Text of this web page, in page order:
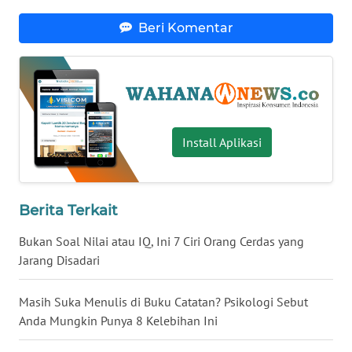
Beri Komentar
Install Aplikasi
Berita Terkait
Bukan Soal Nilai atau IQ, Ini 7 Ciri Orang Cerdas yang
Jarang Disadari
Masih Suka Menulis di Buku Catatan? Psikologi Sebut
Anda Mungkin Punya 8 Kelebihan Ini
WN
SUMBAR
WN
SUMSEL
BENGKULU
WN
LAMPUNG
WN
JATENG